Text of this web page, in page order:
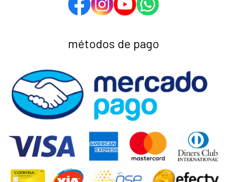
métodos de pago